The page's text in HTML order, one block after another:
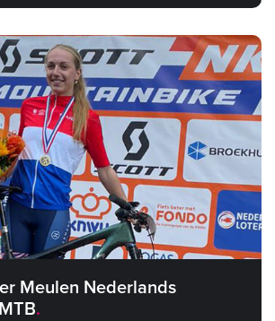
Meulen Nederlands